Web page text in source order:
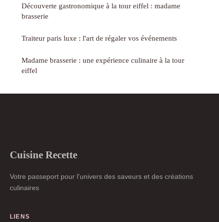
Découverte gastronomique à la tour eiffel : madame
brasserie
Traiteur paris luxe : l'art de régaler vos événements
Madame brasserie : une expérience culinaire à la tour
eiffel
Cuisine Recette
Votre passeport pour l'univers des saveurs et des créations
culinaires
LIENS